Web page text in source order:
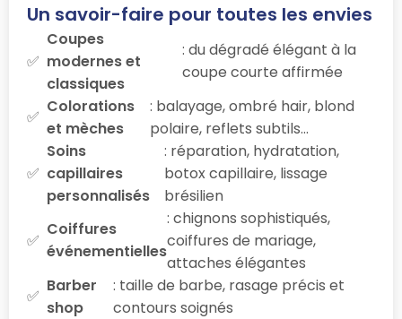
Un savoir-faire pour toutes les envies
Coupes
modernes et
classiques
: du dégradé élégant à la
coupe courte affirmée
Colorations
et mèches
: balayage, ombré hair, blond
polaire, reflets subtils…
Soins
capillaires
personnalisés
: réparation, hydratation,
botox capillaire, lissage
brésilien
Coiffures
événementielles
: chignons sophistiqués,
coiffures de mariage,
attaches élégantes
Barber
shop
: taille de barbe, rasage précis et
contours soignés